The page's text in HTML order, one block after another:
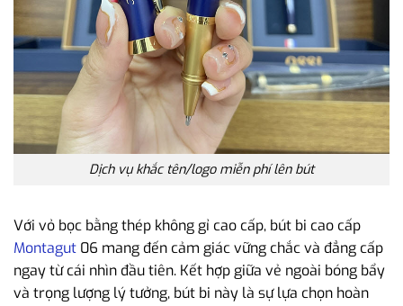
Dịch vụ khắc tên/logo miễn phí lên bút
Với vỏ bọc bằng thép không gỉ cao cấp, bút bi cao cấp
Montagut 06 mang đến cảm giác vững chắc và đẳng cấp
ngay từ cái nhìn đầu tiên. Kết hợp giữa vẻ ngoài bóng bẩy
và trọng lượng lý tưởng, bút bi này là sự lựa chọn hoàn